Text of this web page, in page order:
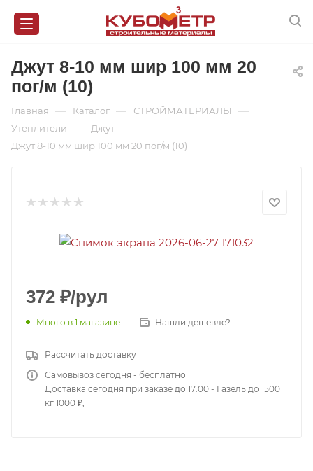
Джут 8-10 мм шир 100 мм 20
пог/м (10)
Главная — Каталог — СТРОЙМАТЕРИАЛЫ —
Утеплители — Джут —
Джут 8-10 мм шир 100 мм 20 пог/м (10)
372 ₽/рул
Много в 1 магазине Нашли дешевле?
Рассчитать доставку
Самовывоз сегодня - бесплатно
Доставка сегодня при заказе до 17:00 - Газель до 1500
кг 1000 ₽,